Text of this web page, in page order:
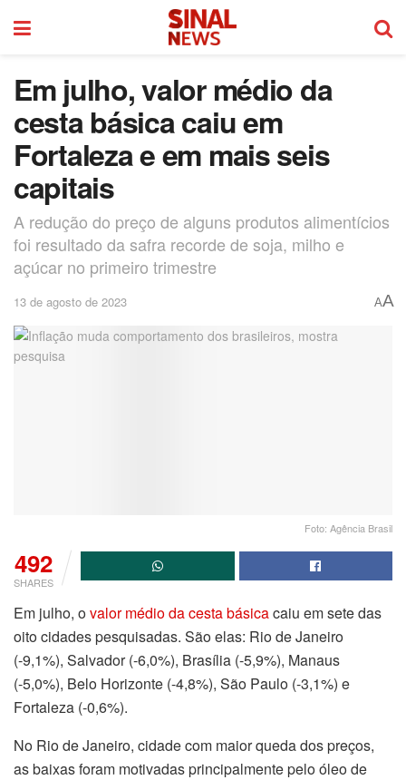
Em julho, valor médio da
cesta básica caiu em
Fortaleza e em mais seis
capitais
A redução do preço de alguns produtos alimentícios
foi resultado da safra recorde de soja, milho e
açúcar no primeiro trimestre
13 de agosto de 2023 AA
Foto: Agência Brasil
492
SHARES
Em julho, ovalor médio da cesta básicacaiu em sete das
oito cidades pesquisadas. São elas: Rio de Janeiro
(-9,1%), Salvador (-6,0%), Brasília (-5,9%), Manaus
(-5,0%), Belo Horizonte (-4,8%), São Paulo (-3,1%) e
Fortaleza (-0,6%).
No Rio de Janeiro, cidade com maior queda dos preços,
as baixas foram motivadas principalmente pelo óleo de